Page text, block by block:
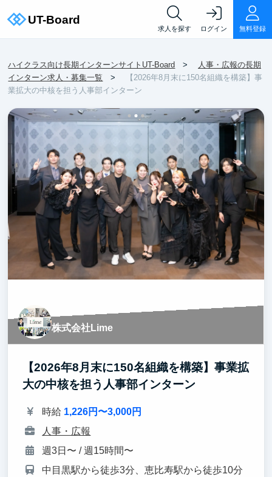
求人を探す ログイン 無料登録
ハイクラス向け長期インターンサイトUT-Board
人事・広報の長期
インターン求人・募集一覧
【2026年8月末に150名組織を構築】事
業拡大の中核を担う人事部インターン
株式会社Lime
【2026年8月末に150名組織を構築】事業拡
大の中核を担う人事部インターン
時給 1,226円〜3,000円
人事・広報
週3日〜 / 週15時間〜
中目黒駅から徒歩3分、恵比寿駅から徒歩10分